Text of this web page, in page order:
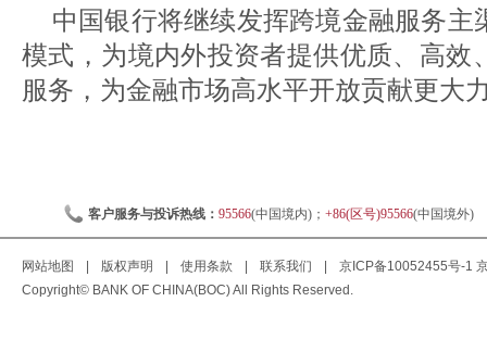
中国银行将继续发挥跨境金融服务主
模式，为境内外投资者提供优质、高效
服务，为金融市场高水平开放贡献更大
客户服务与投诉热线： 95566(中国境内)； +86(区号)95566(中国境外)
网站地图 版权声明 使用条款 联系我们 京ICP备10052455号-1
Copyright© BANK OF CHINA(BOC) All Rights Reserved.